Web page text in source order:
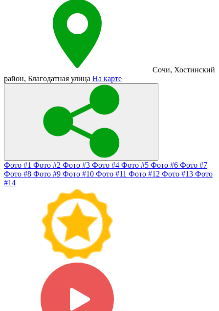
Сочи, Хостинский
район, Благодатная улица На карте
Фото #1 Фото #2 Фото #3 Фото #4 Фото #5 Фото #6 Фото #7
Фото #8 Фото #9 Фото #10 Фото #11 Фото #12 Фото #13 Фото
#14